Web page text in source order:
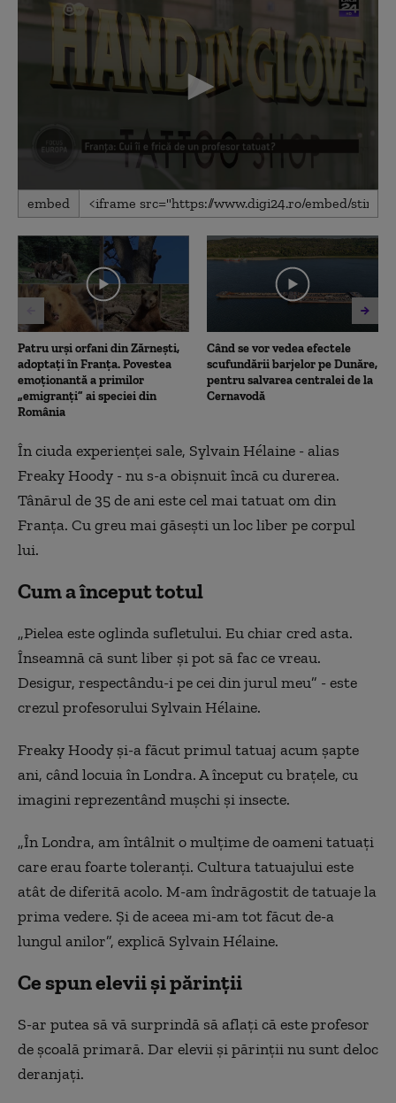
0
seconds
4
minutes,
29
seconds
embed
Patru urși orfani din Zărnești,
adoptați în Franța. Povestea
emoționantă a primilor
„emigranți” ai speciei din
România
Când se vor vedea efectele
scufundării barjelor pe Dunăre,
pentru salvarea centralei de la
Cernavodă
În ciuda experienței sale, Sylvain Hélaine - alias
Freaky Hoody - nu s-a obișnuit încă cu durerea.
Tânărul de 35 de ani este cel mai tatuat om din
Franța. Cu greu mai găsești un loc liber pe corpul
lui.
Cum a început totul
„Pielea este oglinda sufletului. Eu chiar cred asta.
Înseamnă că sunt liber și pot să fac ce vreau.
Desigur, respectându-i pe cei din jurul meu” - este
crezul profesorului Sylvain Hélaine.
Freaky Hoody și-a făcut primul tatuaj acum șapte
ani, când locuia în Londra. A început cu brațele, cu
imagini reprezentând mușchi și insecte.
„În Londra, am întâlnit o mulțime de oameni tatuați
care erau foarte toleranți. Cultura tatuajului este
atât de diferită acolo. M-am îndrăgostit de tatuaje la
prima vedere. Și de aceea mi-am tot făcut de-a
lungul anilor”, explică Sylvain Hélaine.
Ce spun elevii și părinții
S-ar putea să vă surprindă să aflați că este profesor
de școală primară. Dar elevii și părinții nu sunt deloc
deranjați.